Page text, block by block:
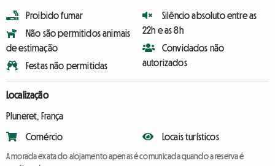
Proibido fumar
Não são permitidos animais
de estimação
Festas não permitidas
Silêncio absoluto entre as
22h e as 8h
Convidados não
autorizados
Localização
Pluneret, França
Comércio Locais turísticos
A morada exata do alojamento apenas é comunicada quando a reserva é